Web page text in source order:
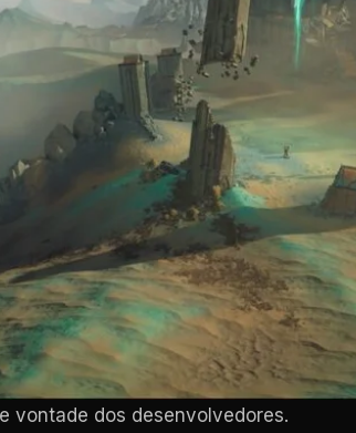
vontade dos desenvolvedores.